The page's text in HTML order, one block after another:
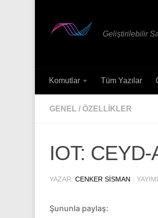
Geliştirilebilir
Komutlar Tüm Yazılar
GENEL / ÖZELLIKLER
IOT: CEYD-
YAZAR: CENKER SISMAN ·
Şununla paylaş: